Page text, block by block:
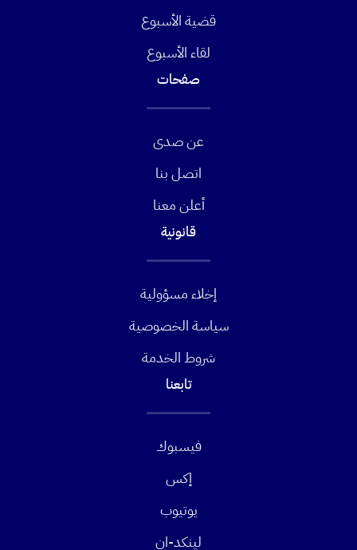
قضية الأسبوع
لقاء الأسبوع
صفحات
عن صدى
اتصل بنا
أعلن معنا
قانونية
إخلاء مسؤولية
سياسة الخصوصية
شروط الخدمة
تابعنا
فيسبوك
إكس
يوتيوب
لينكد-ان